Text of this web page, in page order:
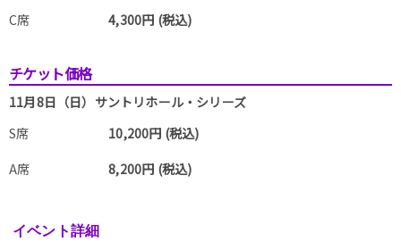
C席
4,300円 (税込)
チケット価格
11月8日（日）サントリホール・シリーズ
S席
10,200円 (税込)
A席
8,200円 (税込)
イベント詳細